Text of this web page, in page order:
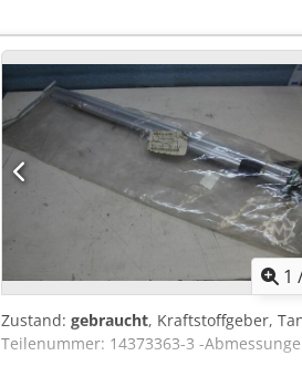
1
Zustand: gebraucht, Kraftstoffgeber,
Teilenummer: 14373363-3 -